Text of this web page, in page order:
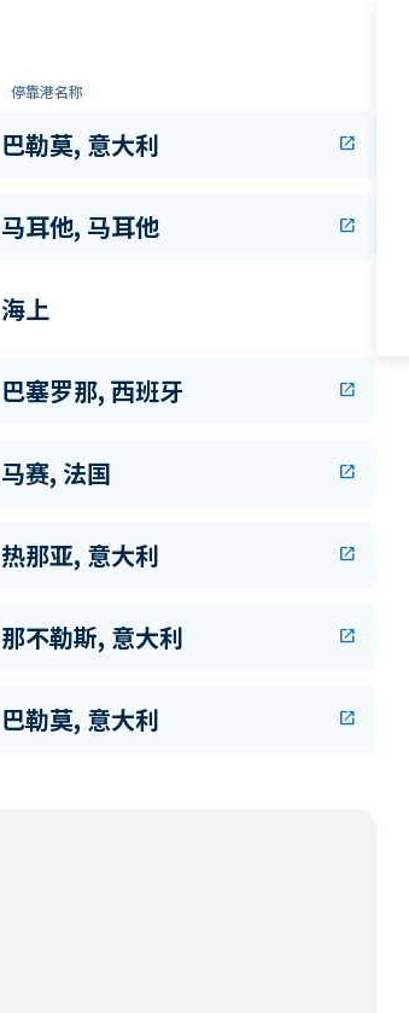
停靠港名称
巴勒莫, 意大利 open_in_new
马耳他, 马耳他 open_in_new
海上
巴塞罗那, 西班牙 open_in_new
马赛, 法国 open_in_new
热那亚, 意大利 open_in_new
那不勒斯, 意大利 open_in_new
巴勒莫, 意大利 open_in_new